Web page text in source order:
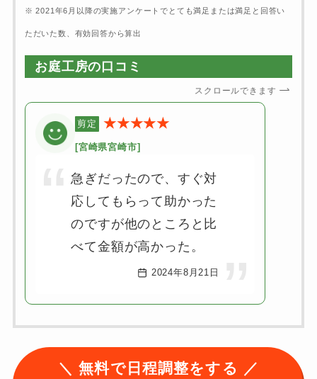
※ 2021年6月以降の実施アンケートでとても満足または満足と回答い
ただいた数、有効回答から算出
お庭工房の口コミ
スクロールできます
剪定 ★★★★★
[宮崎県宮崎市]
急ぎだったので、すぐ対
応してもらって助かった
のですが他のところと比
べて金額が高かった。
2024年8月21日
＼ 無料で日程調整をする ／